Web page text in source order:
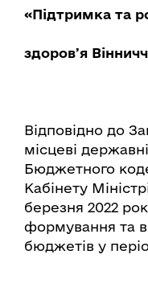
«Підтримка та
здоровʼя
Відповідно до
місцеві державні
Бюджетного
Кабінету
березня 2022
формування та
бюджетів у